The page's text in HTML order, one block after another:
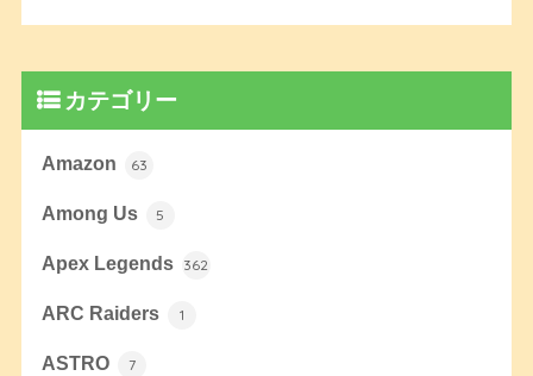
カテゴリー
Amazon 63
Among Us 5
Apex Legends 362
ARC Raiders 1
ASTRO 7